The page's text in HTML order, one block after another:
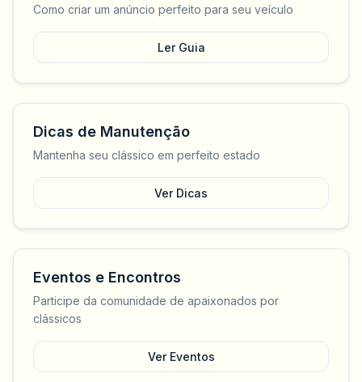
Como criar um anúncio perfeito para seu veículo
Ler Guia
Dicas de Manutenção
Mantenha seu clássico em perfeito estado
Ver Dicas
Eventos e Encontros
Participe da comunidade de apaixonados por
clássicos
Ver Eventos